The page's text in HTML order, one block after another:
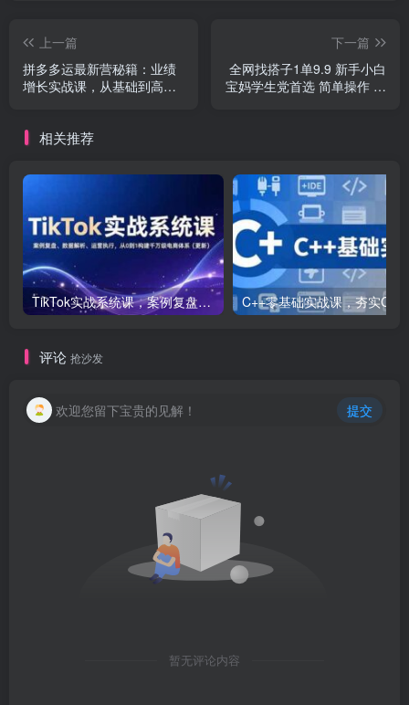
上一篇
拼多多运最新营秘籍：业绩
增长实战课，从基础到高
下一篇
全网找搭子1单9.9 新手小白
宝妈学生党首选 简单操作 日
相关推荐
TikTok实战系统课，案例复盘、数据解析、运营执行，从0到1构建千万级电商体系（更新）
评论 抢沙发
欢迎您留下宝贵的见解！ 提交
暂无评论内容